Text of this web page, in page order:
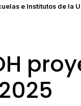
e Institutos de la